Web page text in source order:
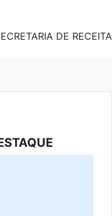
DE RECEITA